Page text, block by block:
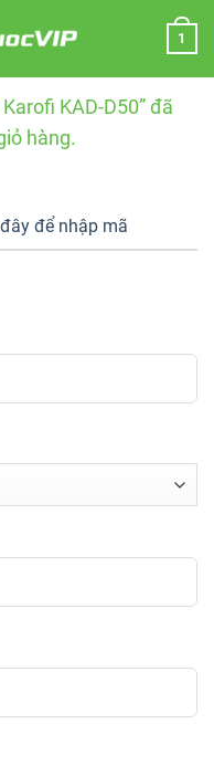
1
KAD-D50” đã
hàng.
để nhập mã